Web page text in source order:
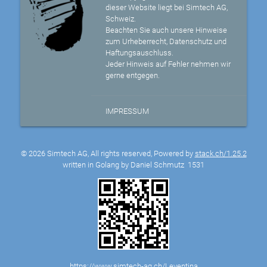
dieser Website liegt bei Simtech AG,
Schweiz.
Beachten Sie auch unsere Hinweise
zum Urheberrecht, Datenschutz und
Haftungsauschluss.
Jeder Hinweis auf Fehler nehmen wir
gerne entgegen.
IMPRESSUM
© 2026 Simtech AG, All rights reserved, Powered by stack.ch/1.25.2
written in Golang by Daniel Schmutz 1531